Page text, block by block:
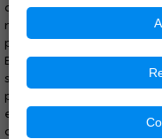
que no obedezca a esta
nos aparece como
proyectado en la nada,
El concepto “Sphota” tiene
símbolo la palabra “OM” y,
pronunciar la palabra
el “Logos”, es el aspecto
consiguiente, para todo el